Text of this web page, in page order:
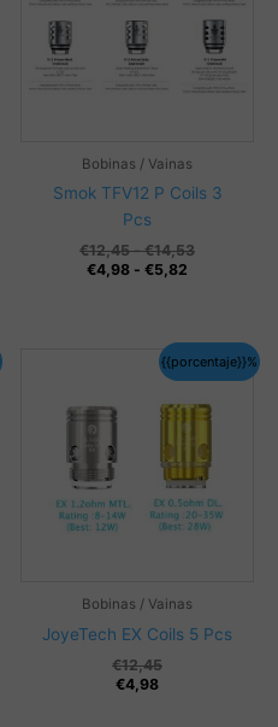
Bobinas / Vainas
Smok TFV12 P Coils 3
Pcs
€12,45 - €14,53Rango
hasta
€14,53
€4,98 - €5,82
€4,98
hasta
€5,82
{{porcentaje}}%
Bobinas / Vainas
JoyeTech EX Coils 5 Pcs
€12,45
€4,98